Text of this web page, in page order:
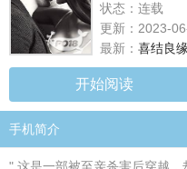
状态：连载
更新：2023-
最新： 喜结良
开始阅读
手机简介